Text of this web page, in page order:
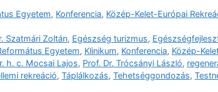
Egyetem, Konferencia, Közép-Kelet-Európai
Szatmári Zoltán, Egészség turizmus,
Egyetem, Klinikum, Konferencia, Közép-
h. c. Mocsai Lajos, Prof. Dr. Trócsányi László,
rekreáció, Táplálkozás, Tehetséggondozás,